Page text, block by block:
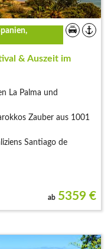
& Auszeit im
La Palma und
Zauber aus 1001
Santiago de
ab 5359 €